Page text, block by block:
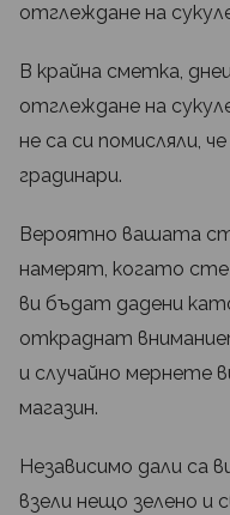
отглеждане на
В крайна сметка,
отглеждане на
не са си помисляли,
градинари.
Вероятно вашата
намерят, когато
ви бъдат дадени
откраднат
и случайно мернете
магазин.
Независимо дали са
взели нещо зелено и